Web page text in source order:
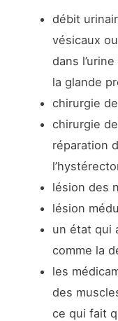
débit
vésicaux
dans
la glande
chirurgie
chirurgie
réparation
lésion des
lésion
un état qui
comme la
les
des
ce qui fait